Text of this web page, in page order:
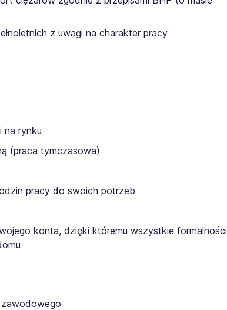
z uwagi na charakter pracy
na rynku
(praca tymczasowa)
pracy do swoich potrzeb
konta, dzięki któremu wszystkie formalności